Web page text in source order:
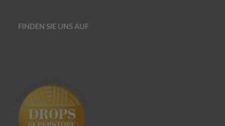
FINDEN SIE UNS AUF